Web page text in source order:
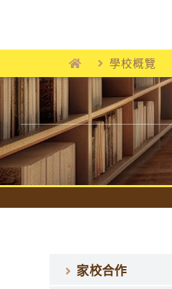
content
學校概覽
家校合作